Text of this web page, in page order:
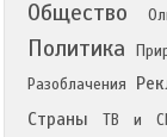
Общество
Политика
Разоблачения
Страны
ТВ и